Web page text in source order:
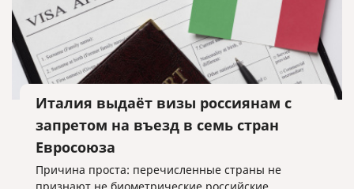
Италия выдаёт визы россиянам с
запретом на въезд в семь стран
Евросоюза
Причина проста: перечисленные страны не